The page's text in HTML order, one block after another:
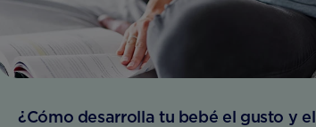
¿Cómo desarrolla tu bebé el gusto y el